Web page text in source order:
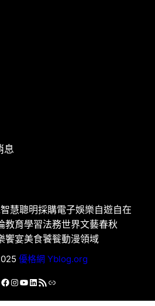
息
慧聰明採購電子娛樂自遊自在
教育學習法務世界文藝春秋
饗宴美食饕餮動漫領域
優格網 Yblog.org
Facebook
Instagram
YouTube
LinkedIn
RSS 資訊提供連結